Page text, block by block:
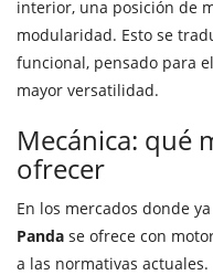
interior, una posición de
modularidad. Esto se
funcional, pensado para
mayor versatilidad.
Mecánica: qué
ofrecer
En los mercados donde
Panda se ofrece con
a las normativas